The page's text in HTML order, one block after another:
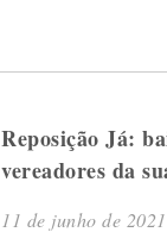
Reposição Já:
vereadores da
11 de junho de 2021